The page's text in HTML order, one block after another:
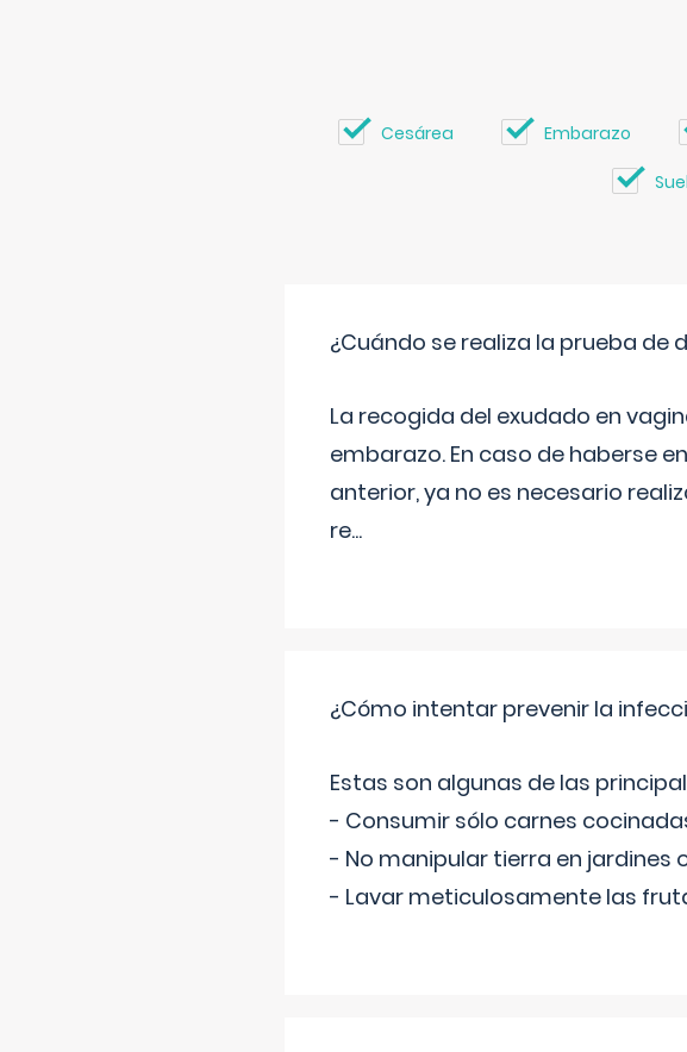
Cesárea Embarazo
¿Cuándo se realiza la prueba de
La recogida del exudado en
embarazo. En caso de haberse
anterior, ya no es necesario
re...
¿Cómo intentar prevenir la
Estas son algunas de las
- Consumir sólo carnes
- No manipular tierra en jardines
- Lavar meticulosamente las